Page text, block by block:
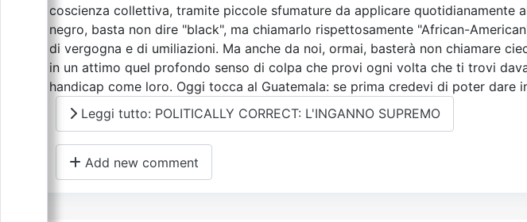
coscienza collettiva, tramite piccole sfumature da applicare quotidianamente
negro, basta non dire "black", ma chiamarlo rispettosamente "African-
di vergogna e di umiliazioni. Ma anche da noi, ormai, basterà non chiamare
in un attimo quel profondo senso di colpa che provi ogni volta che ti trovi
handicap come loro. Oggi tocca al Guatemala: se prima credevi di poter dare
Leggi tutto: POLITICALLY CORRECT: L'INGANNO SUPREMO
Add new comment